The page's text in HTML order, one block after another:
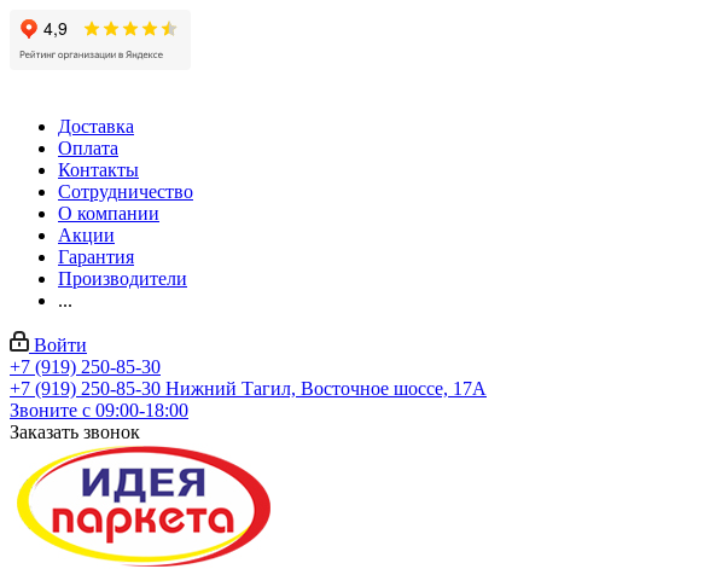
Доставка
Оплата
Контакты
Сотрудничество
О компании
Акции
Гарантия
Производители
...
Войти
+7 (919) 250-85-30
+7 (919) 250-85-30 Нижний Тагил, Восточное шоссе, 17А
Звоните с 09:00-18:00
Заказать звонок